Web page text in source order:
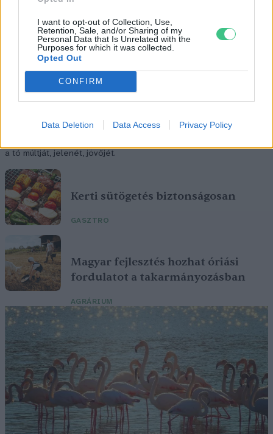
I want to opt-out of Collection, Use,
Retention, Sale, and/or Sharing of my
Personal Data that Is Unrelated with the
Purposes for which it was collected.
Opted Out
CONFIRM
Data Deletion Data Access Privacy Policy
Rekord alacsony a Velencei-tó vízszintje. Alkalmazkodási válság
a tó múltját, jelenét, jövőjét.
Kerti sütögetés biztonságosan
GASZTRO
Magyar fejlesztés hozhat óriási
fordulatot a takarmányozásban
AGRÁRIUM